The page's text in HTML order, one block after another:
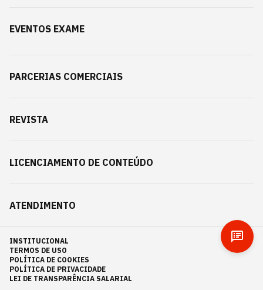
EVENTOS EXAME
PARCERIAS COMERCIAIS
REVISTA
LICENCIAMENTO DE CONTEÚDO
ATENDIMENTO
INSTITUCIONAL
TERMOS DE USO
POLÍTICA DE COOKIES
POLÍTICA DE PRIVACIDADE
LEI DE TRANSPARÊNCIA SALARIAL